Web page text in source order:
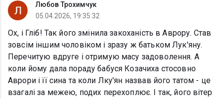
Любов Трохимчук
05.04.2026, 19:35:32
Ох, і Гліб! Так його змінила закоханість в Аврору. Став
зовсім іншим чоловіком і зразу ж батьком Лук'яну.
Перечитую вдруге і отримую масу задоволення. А
коли йому дала пораду бабуся Козачиха стосовно
Аврори і її сина та коли Лку'ян назвав його татом - це
взагалі за межею, подих перехоплює. І так, його вітер